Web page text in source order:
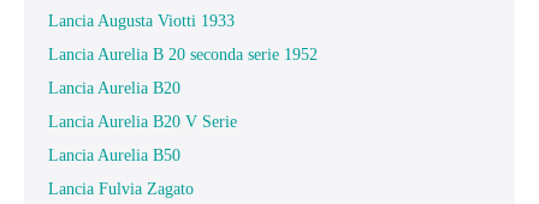
Lancia Augusta Viotti 1933
Lancia Aurelia B 20 seconda serie 1952
Lancia Aurelia B20
Lancia Aurelia B20 V Serie
Lancia Aurelia B50
Lancia Fulvia Zagato